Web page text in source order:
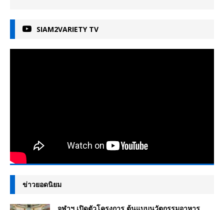
SIAM2VARIETY TV
ข่าวยอดนิยม
จุฬาฯ เปิดตัวโครงการ ต้นแบบนวัตกรรมอาหาร